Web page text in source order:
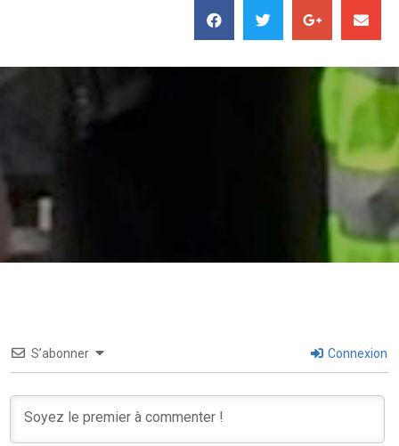
S’abonner Connexion